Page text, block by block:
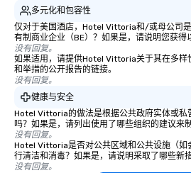
多元化和包容性
仅对于美国酒店，Hotel Vittoria和/或母公司
有制商业企业（BE）？如果是，请说明您获得
没有回复。
如果适用，请提供Hotel Vittoria关于其在多样
和举措的公开报告的链接。
没有回复。
健康与安全
Hotel Vittoria的做法是根据公共政府实体或私
吗？如果是，请列出使用了哪些组织的建议来
没有回复。
Hotel Vittoria是否对公共区域和公共设施（如
行清洁和消毒？如果是，请说明采取了哪些新措
没有回复。